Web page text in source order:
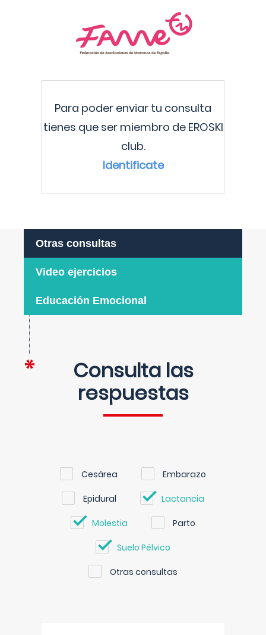
Para poder enviar tu consulta
tienes que ser miembro de EROSKI
club.
Identificate
Otras consultas
Video ejercicios
Educación Emocional
Consulta las
respuestas
Cesárea Embarazo
Epidural Lactancia
Molestia Parto
Suelo Pélvico
Otras consultas